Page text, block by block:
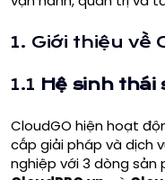
1. Giới thiệu về
1.1 Hệ sinh thái
CloudGO hiện hoạt
cấp giải pháp và dịch
nghiệp với 3 dòng sản